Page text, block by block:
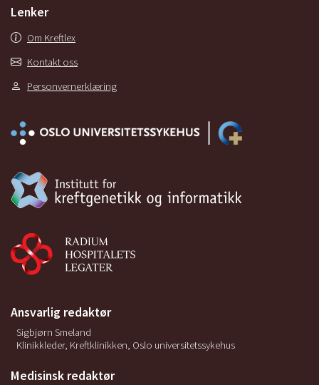
Lenker
Om Kreftlex
Kontakt oss
Personvernerklæring
Ansvarlig redaktør
Sigbjørn Smeland
Klinikkleder, Kreftklinikken, Oslo universitetssykehus
Medisinsk redaktør